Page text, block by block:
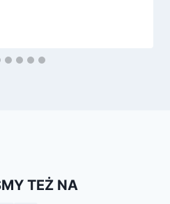
TEŻ NA